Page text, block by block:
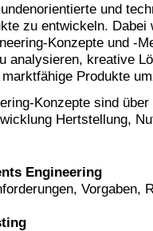
und
zu entwickeln.
Konzepte und -
analysieren, kreative
Produkte
Konzepte sind
Hertstellung,
Engineering
Vorgaben,